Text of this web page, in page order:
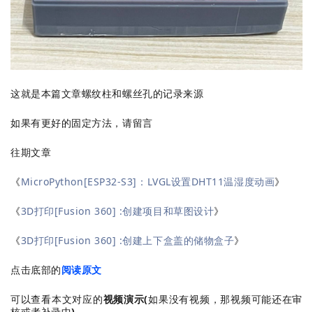
这就是本篇文章螺纹柱和螺丝孔的记录来源
如果有更好的固定方法，请留言
往期文章
《MicroPython[ESP32-S3]：LVGL设置DHT11温湿度动画》
《3D打印[Fusion 360] :创建项目和草图设计》
《3D打印[Fusion 360] :创建上下盒盖的储物盒子》
点击底部的阅读原文
可以查看本文对应的视频演示(如果没有视频，那视频可能还在审